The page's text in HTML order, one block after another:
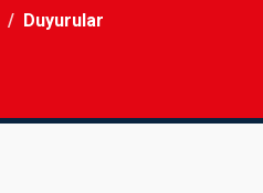
Duyurular